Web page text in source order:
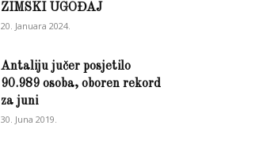
ZIMSKI UGOĐAJ
20. Januara 2024.
Antaliju jučer posjetilo
90.989 osoba, oboren rekord
za juni
30. Juna 2019.